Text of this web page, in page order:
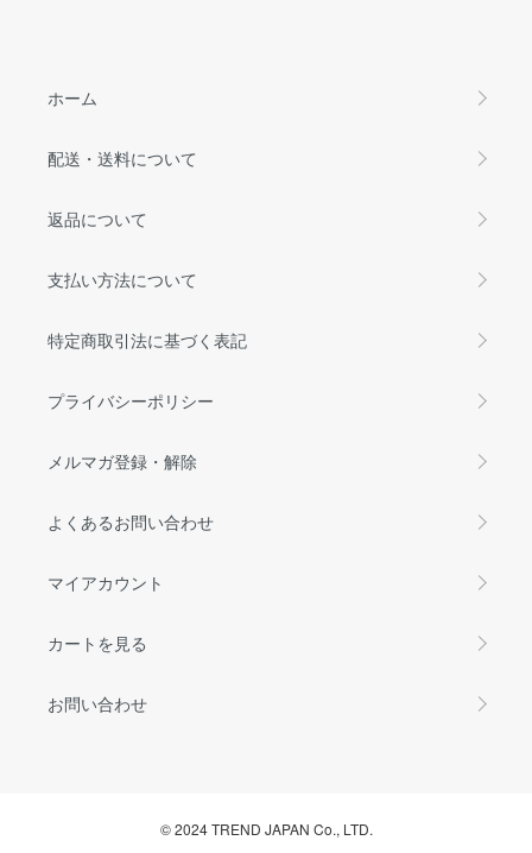
ホーム
配送・送料について
返品について
支払い方法について
特定商取引法に基づく表記
プライバシーポリシー
メルマガ登録・解除
よくあるお問い合わせ
マイアカウント
カートを見る
お問い合わせ
© 2024 TREND JAPAN Co., LTD.